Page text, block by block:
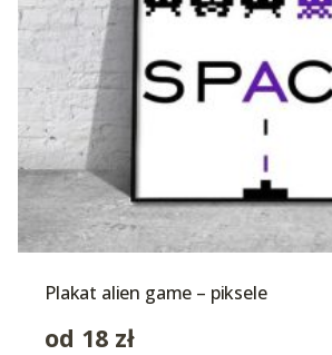
Plakat alien game – piksele
od 18 zł